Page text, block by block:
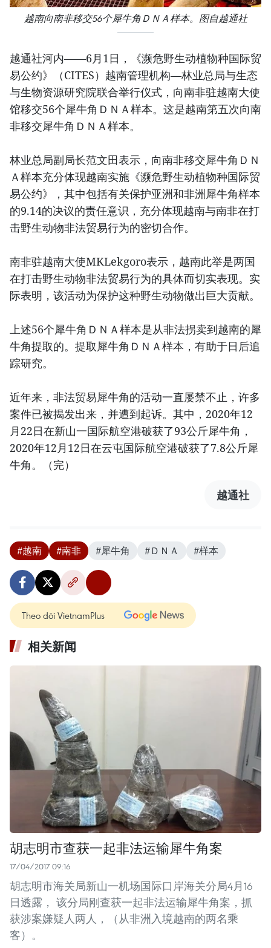
越南向南非移交56个犀牛角ＤＮＡ样本。图自越通社
越通社河内——6月1日，《濒危野生动植物种国际贸
易公约》（CITES）越南管理机构—林业总局与生态
与生物资源研究院联合举行仪式，向南非驻越南大使
馆移交56个犀牛角ＤＮＡ样本。这是越南第五次向南
非移交犀牛角ＤＮＡ样本。
林业总局副局长范文田表示，向南非移交犀牛角ＤＮ
Ａ样本充分体现越南实施《濒危野生动植物种国际贸
易公约》，其中包括有关保护亚洲和非洲犀牛角样本
的9.14的决议的责任意识，充分体现越南与南非在打
击野生动物非法贸易行为的密切合作。
南非驻越南大使MKLekgoro表示，越南此举是两国
在打击野生动物非法贸易行为的具体而切实表现。实
际表明，该活动为保护这种野生动物做出巨大贡献。
上述56个犀牛角ＤＮＡ样本是从非法拐卖到越南的犀
牛角提取的。提取犀牛角ＤＮＡ样本，有助于日后追
踪研究。
近年来，非法贸易犀牛角的活动一直屡禁不止，许多
案件已被揭发出来，并遭到起诉。其中，2020年12
月22日在新山一国际航空港破获了93公斤犀牛角，
2020年12月12日在云屯国际航空港破获了7.8公斤犀
牛角。（完）
越通社
#越南 #南非 #犀牛角 #ＤＮＡ #样本
Theo dõi VietnamPlus
相关新闻
胡志明市查获一起非法运输犀牛角案
17/04/2017 09:16
胡志明市海关局新山一机场国际口岸海关分局4月16
日透露， 该分局刚查获一起非法运输犀牛角案，抓
获涉案嫌疑人两人，（从非洲入境越南的两名乘
客）。